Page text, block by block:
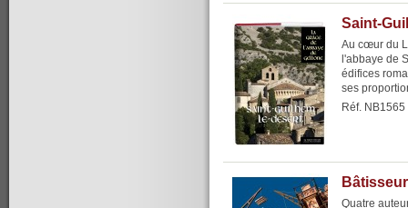
Saint-
Au cœur du
l'abbaye de
édifices
ses
Réf. NB1565
Quatre